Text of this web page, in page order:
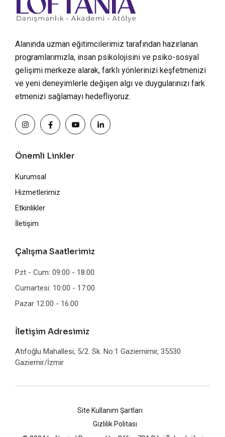
Alanında uzman eğitimcilerimiz tarafından hazırlanan
programlarımızla, insan psikolojisini ve psiko-sosyal
gelişimi merkeze alarak, farklı yönlerinizi keşfetmenizi
ve yeni deneyimlerle değişen algı ve duygularınızı fark
etmenizi sağlamayı hedefliyoruz.
Önemli Linkler
Kurumsal
Hizmetlerimiz
Etkinlikler
İletişim
Çalışma Saatlerimiz
Pzt - Cum: 09:00 - 18:00
Cumartesi: 10:00 - 17:00
Pazar 12:00 - 16:00
İletişim Adresimiz
Atıfoğlu Mahallesi, 5/2. Sk. No:1 Gaziemimir, 35530
Gaziemir/İzmir
Site Kullanım Şartları
Gizlilik Politası